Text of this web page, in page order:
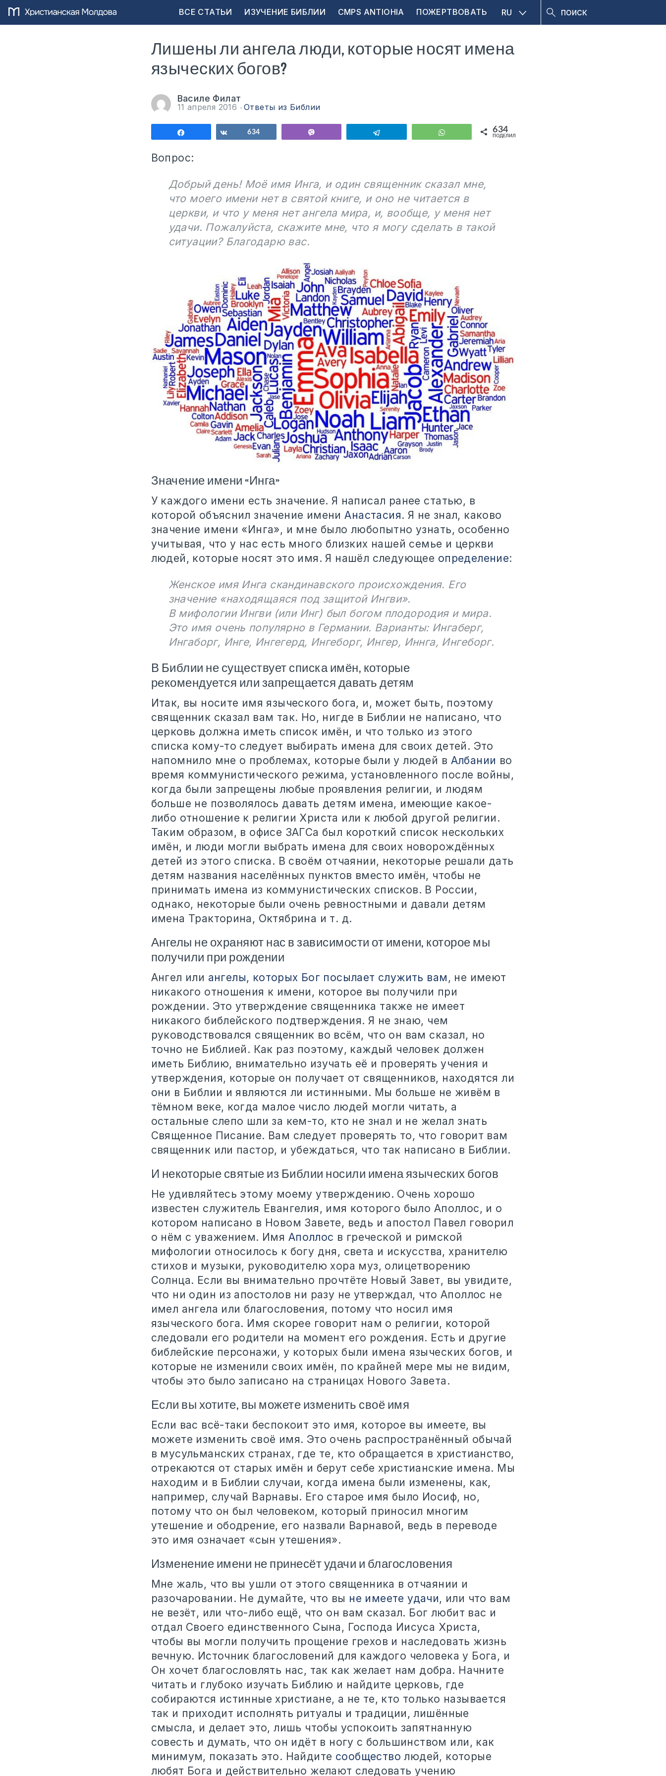
ВСЕ СТАТЬИ ИЗУЧЕНИЕ БИБЛИИ CMPS ANTIOHIA ПОЖЕРТВОВАТЬ RU
Лишены ли ангела люди, которые носят имена
языческих богов?
Василе Филат
11 апреля 2016 Ответы из Библии
Поделиться Поделиться
634 WhatsApp 634
ПОДЕЛИЛИСЬ
Вопрос:
Добрый день! Моё имя Инга, и один священник сказал мне,
что моего имени нет в святой книге, и оно не читается в
церкви, и что у меня нет ангела мира, и, вообще, у меня нет
удачи. Пожалуйста, скажите мне, что я могу сделать в такой
ситуации? Благодарю вас.
Значение имени «Инга»
У каждого имени есть значение. Я написал ранее статью, в
которой объяснил значение имениАнастасия. Я не знал, каково
значение имени «Инга», и мне было любопытно узнать, особенно
учитывая, что у нас есть много близких нашей семье и церкви
людей, которые носят это имя. Я нашёл следующее определение:
Женское имя Инга скандинавского происхождения. Его
значение «находящаяся под защитой Ингви».
В мифологии Ингви (или Инг) был богом плодородия и мира.
Это имя очень популярно в Германии. Варианты: Ингаберг,
Ингаборг, Инге, Ингегерд, Ингеборг, Ингер, Иннга, Ингеборг.
В Библии не существует списка имён, которые
рекомендуется или запрещается давать детям
Итак, вы носите имя языческого бога, и, может быть, поэтому
священник сказал вам так. Но, нигде в Библии не написано, что
церковь должна иметь список имён, и что только из этого
списка кому-то следует выбирать имена для своих детей. Это
напомнило мне о проблемах, которые были у людей в Албании во
время коммунистического режима, установленного после войны,
когда были запрещены любые проявления религии, и людям
больше не позволялось давать детям имена, имеющие какое-
либо отношение к религии Христа или к любой другой религии.
Таким образом, в офисе ЗАГСа был короткий список нескольких
имён, и люди могли выбрать имена для своих новорождённых
детей из этого списка. В своём отчаянии, некоторые решали дать
детям названия населённых пунктов вместо имён, чтобы не
принимать имена из коммунистических списков. В России,
однако, некоторые были очень ревностными и давали детям
имена Тракторина, Октябрина и т. д.
Ангелы не охраняют нас в зависимости от имени, которое мы
получили при рождении
Ангел или ангелы, которых Бог посылает служить вам , не имеют
никакого отношения к имени, которое вы получили при
рождении. Это утверждение священника также не имеет
никакого библейского подтверждения. Я не знаю, чем
руководствовался священник во всём, что он вам сказал, но
точно не Библией. Как раз поэтому, каждый человек должен
иметь Библию, внимательно изучать её и проверять учения и
утверждения, которые он получает от священников, находятся ли
они в Библии и являются ли истинными. Мы больше не живём в
тёмном веке, когда малое число людей могли читать, а
остальные слепо шли за кем-то, кто не знал и не желал знать
Священное Писание. Вам следует проверять то, что говорит вам
священник или пастор, и убеждаться, что так написано в Библии.
И некоторые святые из Библии носили имена языческих богов
Не удивляйтесь этому моему утверждению. Очень хорошо
известен служитель Евангелия, имя которого было Аполлос, и о
котором написано в Новом Завете, ведь и апостол Павел говорил
о нём с уважением. Имя Аполлос в греческой и римской
мифологии относилось к богу дня, света и искусства, хранителю
стихов и музыки, руководителю хора муз, олицетворению
Солнца. Если вы внимательно прочтёте Новый Завет, вы увидите,
что ни один из апостолов ни разу не утверждал, что Аполлос не
имел ангела или благословения, потому что носил имя
языческого бога. Имя скорее говорит нам о религии, которой
следовали его родители на момент его рождения. Есть и другие
библейские персонажи, у которых были имена языческих богов, и
которые не изменили своих имён, по крайней мере мы не видим,
чтобы это было записано на страницах Нового Завета.
Если вы хотите, вы можете изменить своё имя
Если вас всё-таки беспокоит это имя, которое вы имеете, вы
можете изменить своё имя. Это очень распространённый обычай
в мусульманских странах, где те, кто обращается в христианство,
отрекаются от старых имён и берут себе христианские имена. Мы
находим и в Библии случаи, когда имена были изменены, как,
например, случай Варнавы. Его старое имя было Иосиф, но,
потому что он был человеком, который приносил многим
утешение и ободрение, его назвали Варнавой, ведь в переводе
это имя означает «сын утешения».
Изменение имени не принесёт удачи и благословения
Мне жаль, что вы ушли от этого священника в отчаянии и
разочаровании. Не думайте, что вы не имеете удачи, или что вам
не везёт, или что-либо ещё, что он вам сказал. Бог любит вас и
отдал Своего единственного Сына, Господа Иисуса Христа,
чтобы вы могли получить прощение грехов и наследовать жизнь
вечную. Источник благословений для каждого человека у Бога, и
Он хочет благословлять нас, так как желает нам добра. Начните
читать и глубоко изучать Библию и найдите церковь, где
собираются истинные христиане, а не те, кто только называется
так и приходит исполнять ритуалы и традиции, лишённые
смысла, и делает это, лишь чтобы успокоить запятнанную
совесть и думать, что он идёт в ногу с большинством или, как
минимум, показать это. Найдите сообщество людей, которые
любят Бога и действительно желают следовать учению